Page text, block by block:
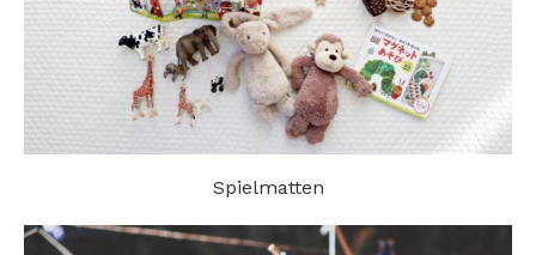
Spielmatten